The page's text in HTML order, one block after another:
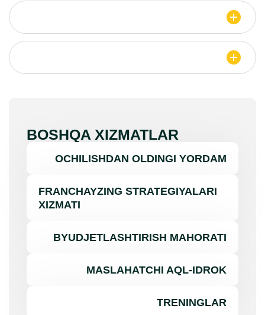
BOSHQA XIZMATLAR
OCHILISHDAN OLDINGI YORDAM
FRANCHAYZING STRATEGIYALARI
XIZMATI
BYUDJETLASHTIRISH MAHORATI
MASLAHATCHI AQL-IDROK
TRENINGLAR